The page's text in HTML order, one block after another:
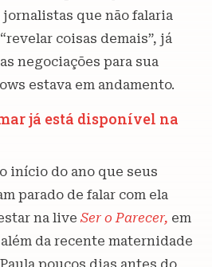
jornalistas que não falaria
coisas demais”, já
negociações para sua
estava em andamento.
já está disponível na
início do ano que seus
parado de falar com ela
na live Ser o Parecer, em
da recente maternidade